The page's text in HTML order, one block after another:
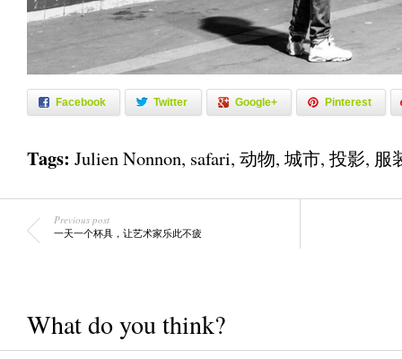
Facebook Twitter Google+ Pinterest
Tags: Julien Nonnon, safari, 动物, 城市, 投影, 服
Previous post
一天一个杯具，让艺术家乐此不疲
What do you think?